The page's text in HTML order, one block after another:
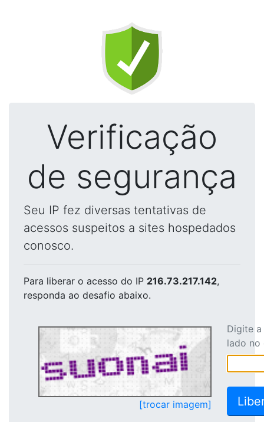
Verificação
de segurança
Seu IP fez diversas tentativas de
acessos suspeitos a sites hospedados
conosco.
Para liberar o acesso do IP 216.73.217.142,
responda ao desafio abaixo.
[trocar imagem]
Digite
lado no